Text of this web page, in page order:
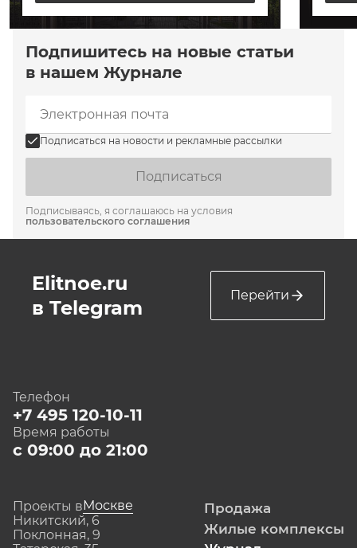
Подпишитесь на новые статьи
в нашем Журнале
Подписаться на новости и рекламные рассылки
Подписаться
Подписываясь, я соглашаюсь на условия
пользовательского соглашения
Elitnoe.ru
в Telegram
Перейти
Телефон
+7 495 120-10-11
Время работы
с 09:00 до 21:00
Проекты вМоскве
Никитский, 6
Поклонная, 9
Продажа
Жилые комплексы